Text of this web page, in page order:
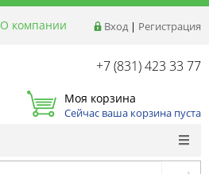
Вход | Регистрация
О компании
+7 (831) 423 33 77
Моя корзина
Сейчас ваша корзина пуста